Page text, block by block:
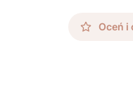
Oceń i